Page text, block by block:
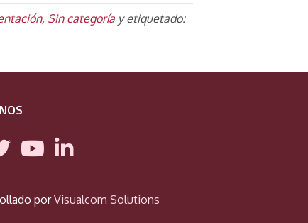
, Sin categoría y etiquetado:
porVisualcom Solutions